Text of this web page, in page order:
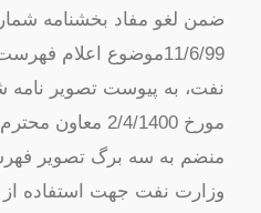
99‏/6‏/11موضوع اعلام
مورخ 1400‏/4‏/2
منضم به سه برگ تصویر
وزارت نفت جهت استفاده